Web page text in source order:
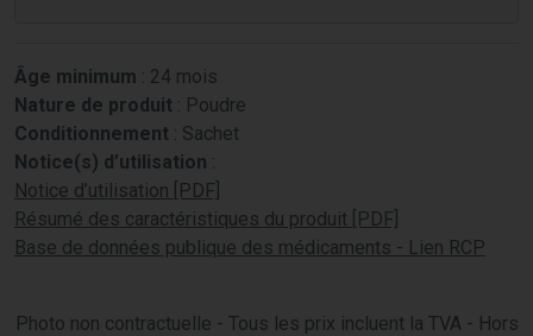
Âge minimum : 24 mois
Nature de produit : Poudre
Conditionnement : Sachet
Notice(s) d’utilisation :
Notice d’utilisation [PDF]
Résumé des caractéristiques du produit [PDF]
Base de données publique des médicaments - Lien RCP
Photo non contractuelle - Tous les prix incluent la TVA - Hors